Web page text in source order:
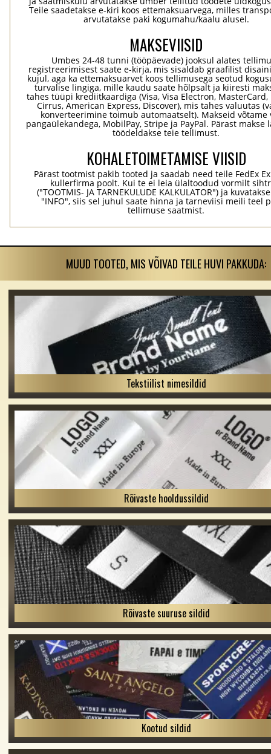
Teile saadetakse e-kiri koos ettemaksuarvega, milles
arvutatakse paki kogumahu/kaalu alusel.
MAKSEVIISID
Umbes 24-48 tunni (tööpäevade) jooksul alates
registreerimisest saate e-kirja, mis sisaldab graafilist
kujul, aga ka ettemaksuarvet koos tellimusega seotud
turvalise lingiga, mille kaudu saate hõlpsalt ja kiiresti
tahes tüüpi krediitkaardiga (Visa, Visa Electron, MasterCard,
Cirrus, American Express, Discover), mis tahes valuutas
konverteerimine toimub automaatselt). Makseid võtame
pangaülekandega, MobilPay, Stripe ja PayPal. Pärast makse
töödeldakse teie tellimust.
KOHALETOIMETAMISE VIISID
Pärast tootmist pakib tooted ja saadab need teile FedEx
kullerfirma poolt. Kui te ei leia ülaltoodud vormilt
("TOOTMIS- JA TARNEKULUDE KALKULATOR") ja
"INFO", siis sel juhul saate hinna ja tarneviisi meili teel
tellimuse saatmist.
MUUD TOOTED, MIS VÕIVAD TEILE HUVI PAKKUDA:
Tekstiilist nimesildid
Rõivaste hooldussildid
Rõivaste suuruse sildid
Kootud sildid